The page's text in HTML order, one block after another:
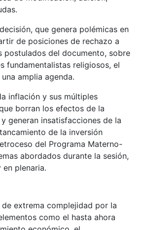
que genera polémicas en
de posiciones de rechazo a
postulados del documento, sobre
fundamentalistas religiosos, el
amplia agenda.
inflación y sus múltiples
borran los efectos de la
generan insatisfacciones de la
de la inversión
del Programa Materno-
abordados durante la sesión,
plenaria.
de extrema complejidad por la
como el hasta ahora